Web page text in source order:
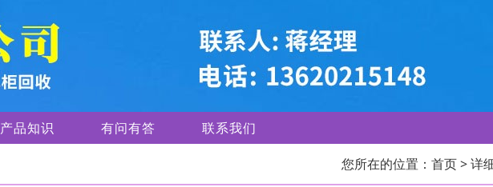
产品知识 有问有答 联系我们
您所在的位置： 首页> 详